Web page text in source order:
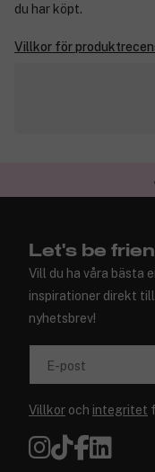
du har köpt.
Villkor för
Let's be
Vill du ha våra bästa
inspirationer direkt
nyhetsbrev!
E-post
Villkor och integritet